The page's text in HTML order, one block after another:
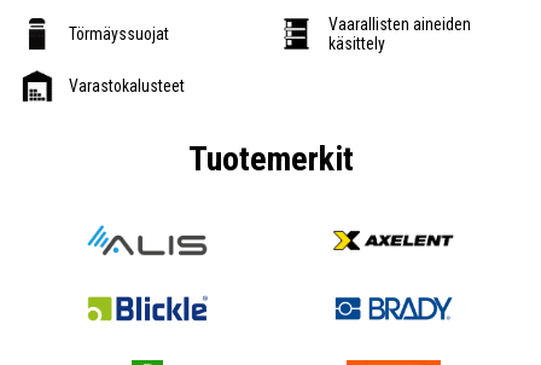
Törmäyssuojat
Vaarallisten aineiden
käsittely
Varastokalusteet
Tuotemerkit